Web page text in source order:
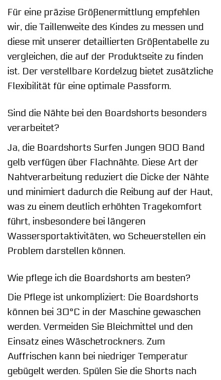
Für eine präzise Größenermittlung empfehlen
wir, die Taillenweite des Kindes zu messen und
diese mit unserer detaillierten Größentabelle zu
vergleichen, die auf der Produktseite zu finden
ist. Der verstellbare Kordelzug bietet zusätzliche
Flexibilität für eine optimale Passform.
Sind die Nähte bei den Boardshorts besonders
verarbeitet?
Ja, die Boardshorts Surfen Jungen 900 Band
gelb verfügen über Flachnähte. Diese Art der
Nahtverarbeitung reduziert die Dicke der Nähte
und minimiert dadurch die Reibung auf der Haut,
was zu einem deutlich erhöhten Tragekomfort
führt, insbesondere bei längeren
Wassersportaktivitäten, wo Scheuerstellen ein
Problem darstellen können.
Wie pflege ich die Boardshorts am besten?
Die Pflege ist unkompliziert: Die Boardshorts
können bei 30°C in der Maschine gewaschen
werden. Vermeiden Sie Bleichmittel und den
Einsatz eines Wäschetrockners. Zum
Auffrischen kann bei niedriger Temperatur
gebügelt werden. Spülen Sie die Shorts nach